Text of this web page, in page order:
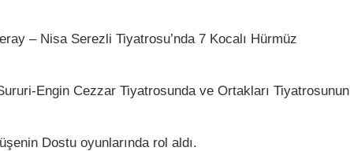
– Nisa Serezli Tiyatrosu’nda 7 Kocalı Hürmüz
Engin Cezzar Tiyatrosunda ve Ortakları Tiyatrosunun
Dostu oyunlarında rol aldı.